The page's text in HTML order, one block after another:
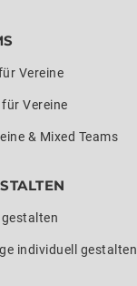
Vereine
Vereine
& Mixed Teams
individuell gestalten